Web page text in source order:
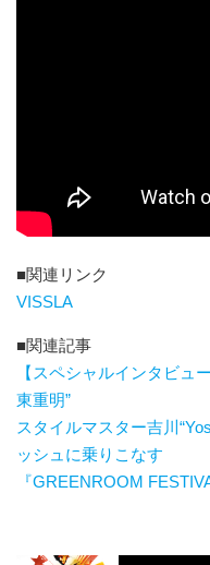
■関連リンク
VISSLA
■関連記事
【スペシャルインタビュ
東重明”
スタイルマスター吉川
ッシュに乗りこなす
『GREENROOM